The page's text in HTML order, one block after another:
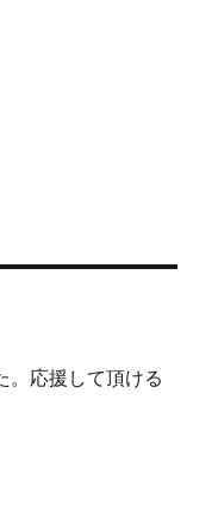
。応援して頂ける